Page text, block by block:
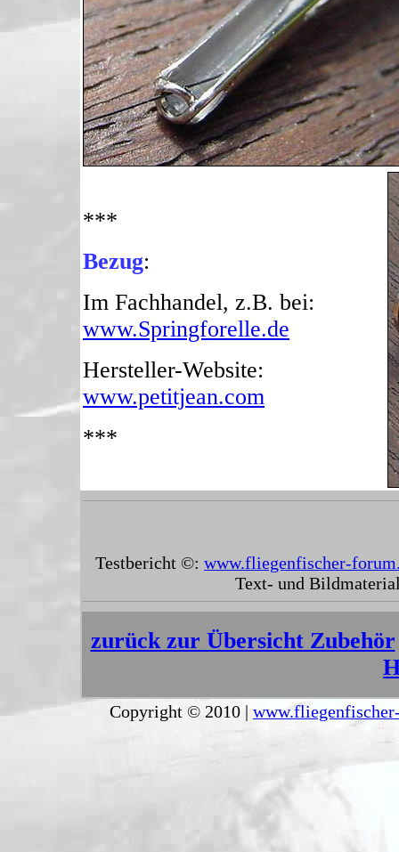
***
Bezug:
Im Fachhandel, z.B. bei:
www.Springforelle.de
Hersteller-Website:
www.petitjean.com
***
Testbericht ©: www.fliegenfischer-
Text- und
zurück zur Übersicht Zubehör
Copyright © 2010 |